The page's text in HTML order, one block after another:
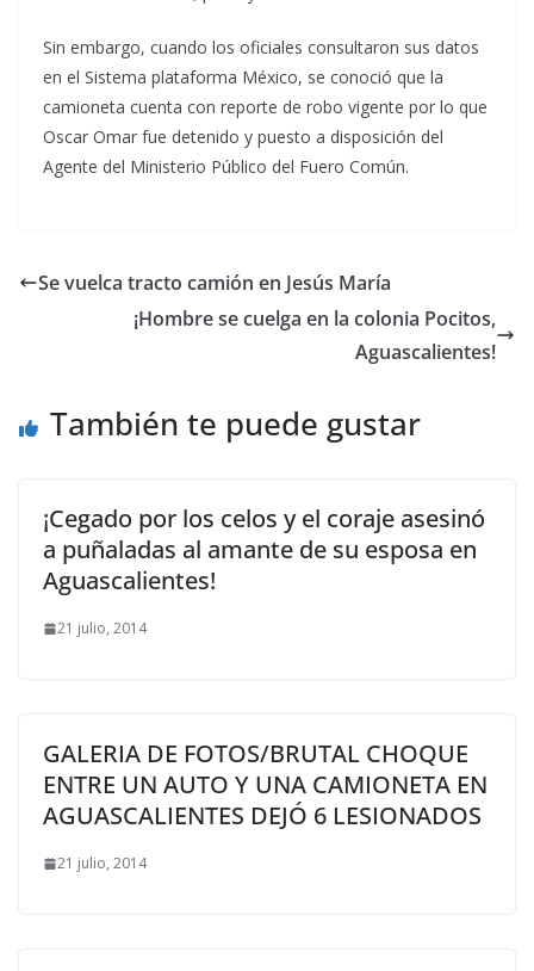
Sin embargo, cuando los oficiales consultaron sus datos
en el Sistema plataforma México, se conoció que la
camioneta cuenta con reporte de robo vigente por lo que
Oscar Omar fue detenido y puesto a disposición del
Agente del Ministerio Público del Fuero Común.
Se vuelca tracto camión en Jesús María
¡Hombre se cuelga en la colonia Pocitos,
Aguascalientes!
También te puede gustar
¡Cegado por los celos y el coraje asesinó
a puñaladas al amante de su esposa en
Aguascalientes!
21 julio, 2014
GALERIA DE FOTOS/BRUTAL CHOQUE
ENTRE UN AUTO Y UNA CAMIONETA EN
AGUASCALIENTES DEJÓ 6 LESIONADOS
21 julio, 2014